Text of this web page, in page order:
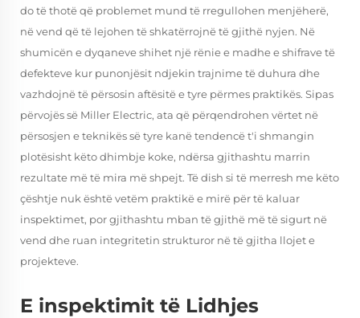
do të thotë që problemet mund të rregullohen menjëherë,
në vend që të lejohen të shkatërrojnë të gjithë nyjen. Në
shumicën e dyqaneve shihet një rënie e madhe e shifrave të
defekteve kur punonjësit ndjekin trajnime të duhura dhe
vazhdojnë të përsosin aftësitë e tyre përmes praktikës. Sipas
përvojës së Miller Electric, ata që përqendrohen vërtet në
përsosjen e teknikës së tyre kanë tendencë t'i shmangin
plotësisht këto dhimbje koke, ndërsa gjithashtu marrin
rezultate më të mira më shpejt. Të dish si të merresh me këto
çështje nuk është vetëm praktikë e mirë për të kaluar
inspektimet, por gjithashtu mban të gjithë më të sigurt në
vend dhe ruan integritetin strukturor në të gjitha llojet e
projekteve.
E inspektimit të Lidhjes